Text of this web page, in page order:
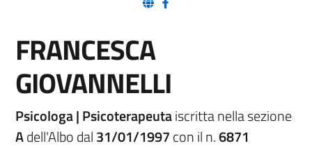
FRANCESCA
GIOVANNELLI
Psicologa | Psicoterapeutaiscritta nella sezione
Adell'Albo dal31/01/1997con il n.6871